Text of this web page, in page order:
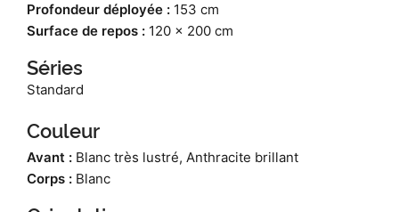
Profondeur déployée : 153 cm
Surface de repos : 120 x 200 cm
Séries
Standard
Couleur
Avant : Blanc très lustré, Anthracite brillant
Corps : Blanc